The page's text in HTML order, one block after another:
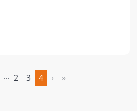
... 2 3
4
› »